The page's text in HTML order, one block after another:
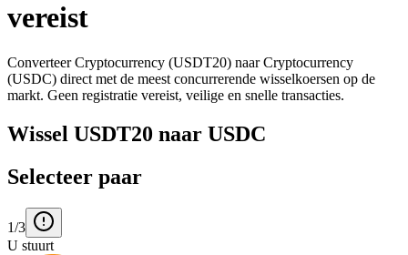
vereist
Converteer Cryptocurrency (USDT20) naar Cryptocurrency
(USDC) direct met de meest concurrerende wisselkoersen op de
markt. Geen registratie vereist, veilige en snelle transacties.
Wissel USDT20 naar USDC
Selecteer paar
1/3
U stuurt